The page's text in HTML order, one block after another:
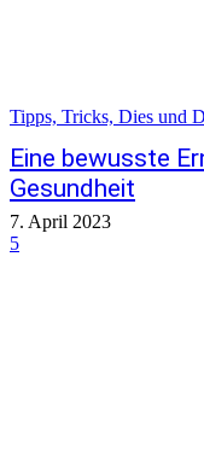
Tipps, Tricks, Dies und
Eine bewusste
Gesundheit
7. April 2023
5